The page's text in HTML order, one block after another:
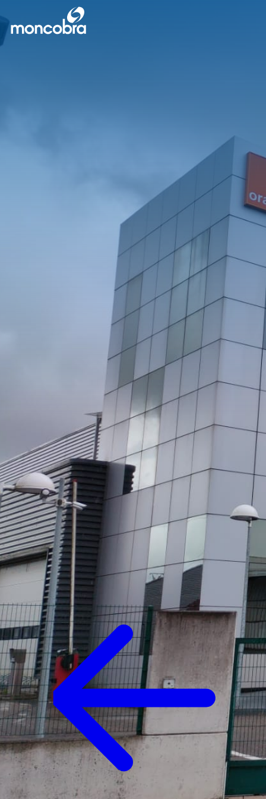
Maintenance intégrale des bâtiments du siège social de
la compagnie de téléphone Orange couvrant tous les
systèmes PCI (protection contre les incendies), les
inspections régulières, les tests des extincteurs et les
exercices d’évacuation. Équipements de climatisation et
d’électricité. Maintenance des systèmes CVC
(chauffage, ventilation et climatisation), réglages
électriques et réparation de tuyaux, robinets, portes,
fenêtres et autres éléments structurels.
Secteur d’activité:Bâtiment
Activité:Maintenance intégrale
Pays:Espagne